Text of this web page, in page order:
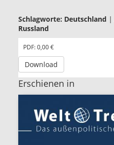
Schlagworte: Deutschland |
Russland
PDF: 0,00 €
Download
Erschienen in